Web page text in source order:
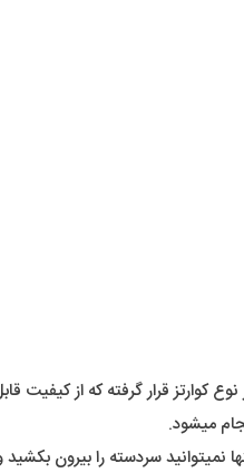
کوارتز قرار گرفته که از
میشود.
نمیتوانید سردسته را بیرون